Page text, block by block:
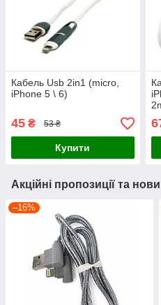
Кабель Usb 2in1 (micro,
iPhone 5 \ 6)
45 ₴ 53 ₴
Купити
Акційні пропозиції та
–16%